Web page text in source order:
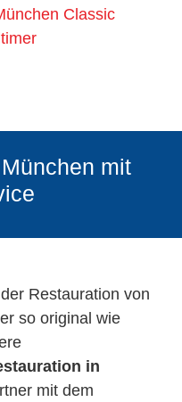
Classic
mit
Restauration von
so original wie
in
mit dem